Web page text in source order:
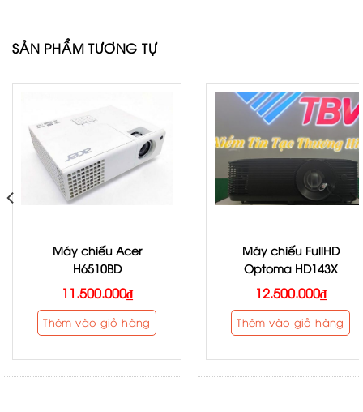
SẢN PHẨM TƯƠNG TỰ
Máy chiếu Acer
H6510BD
11.500.000₫
Thêm vào giỏ hàng
Máy chiếu FullHD
Optoma HD143X
12.500.000₫
Thêm vào giỏ hàng